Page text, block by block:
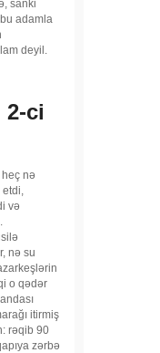
sanki
adamla
deyil.
2-ci
nə
etdi,
və
nə su
o qədər
itirmiş
rəqib 90
zərbə